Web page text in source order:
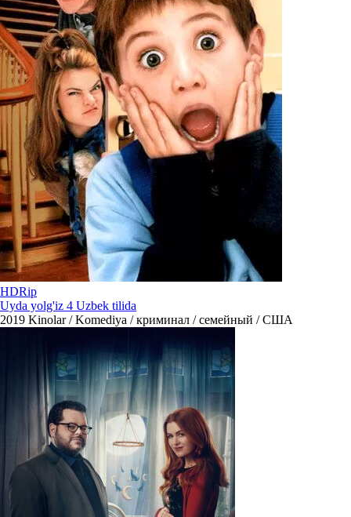
HDRip
Uyda yolg'iz 4 Uzbek tilida
2019 Kinolar / Komediya / криминал / семейный / США